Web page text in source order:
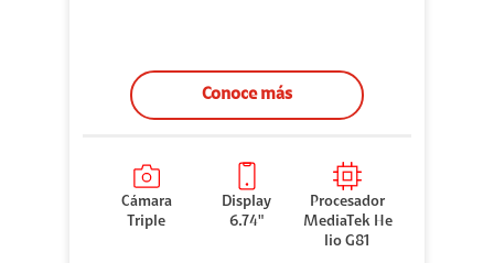
Conoce más
Cámara
Triple
Display
6.74"
Procesador
MediaTek He
lio G81